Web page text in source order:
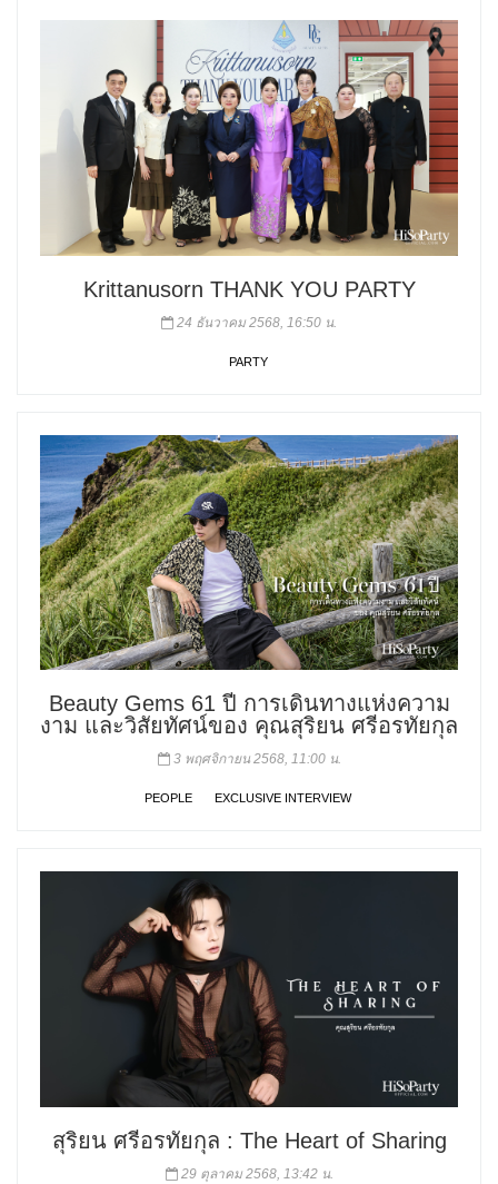
Krittanusorn THANK YOU PARTY
24 ธันวาคม 2568, 16:50 น.
PARTY
Beauty Gems 61 ปี การเดินทางแห่งความ
งาม และวิสัยทัศน์ของ คุณสุริยน ศรีอรทัยกุล
3 พฤศจิกายน 2568, 11:00 น.
PEOPLE EXCLUSIVE INTERVIEW
สุริยน ศรีอรทัยกุล : The Heart of Sharing
29 ตุลาคม 2568, 13:42 น.